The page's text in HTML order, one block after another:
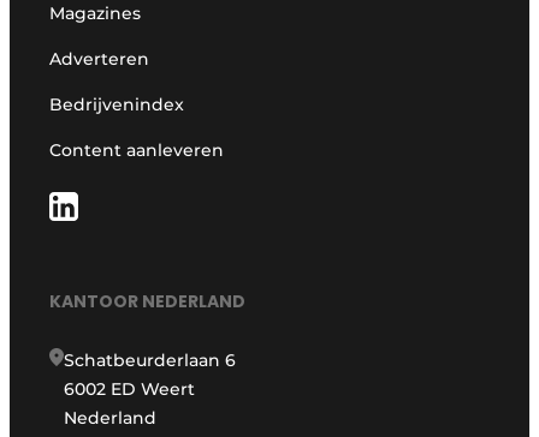
Magazines
Adverteren
Bedrijvenindex
Content aanleveren
KANTOOR NEDERLAND
Schatbeurderlaan 6
6002 ED Weert
Nederland